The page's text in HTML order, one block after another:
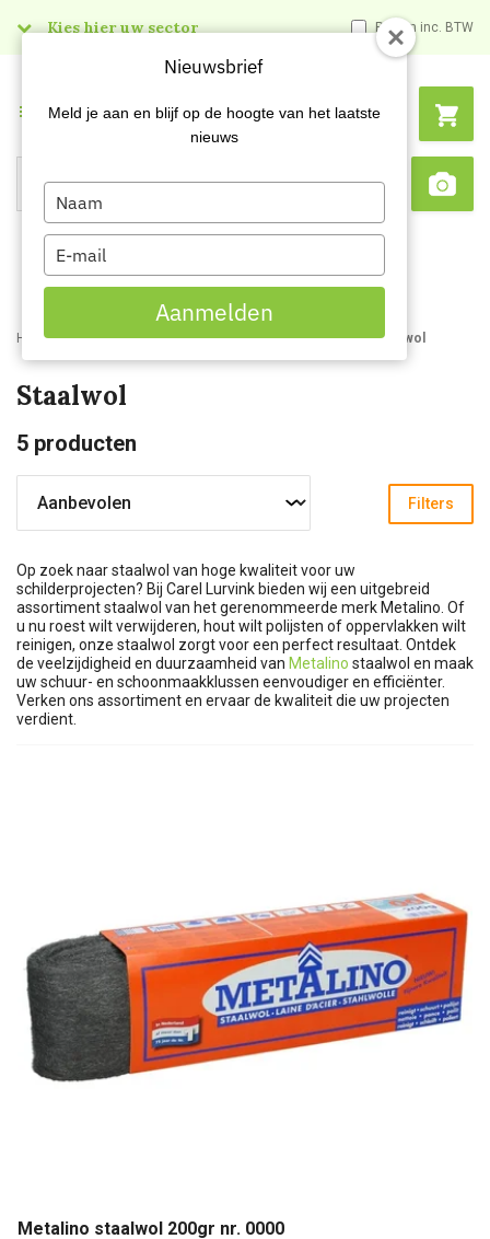
Kies hier uw sector Prijzen inc. BTW
Search
Menu
Home Webshop Schildersartikelen Schuurmaterialen Staalwol
Staalwol
5 producten
Filters
Op zoek naar staalwol van hoge kwaliteit voor uw
schilderprojecten? Bij Carel Lurvink bieden wij een uitgebreid
assortiment staalwol van het gerenommeerde merk Metalino. Of
u nu roest wilt verwijderen, hout wilt polijsten of oppervlakken wilt
reinigen, onze staalwol zorgt voor een perfect resultaat. Ontdek
de veelzijdigheid en duurzaamheid van Metalino staalwol en maak
uw schuur- en schoonmaakklussen eenvoudiger en efficiënter.
Verken ons assortiment en ervaar de kwaliteit die uw projecten
verdient.
Metalino staalwol 200gr nr. 0000
Nieuwsbrief
Meld je aan en blijf op de hoogte van het laatste
nieuws
Type
your
name
Type
your
email
Aanmelden